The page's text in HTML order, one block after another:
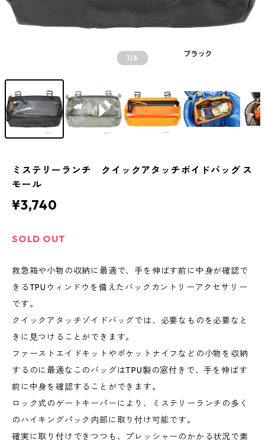
1/6
ミステリーランチ クイックアタッチボイドバッグ ス
モール
¥3,740
SOLD OUT
救急箱や小物の収納に最適で、手を伸ばす前に中身が確認で
きるTPUウィンドウを備えたバックカントリーアクセサリー
です。
クイックアタッチゾイドバッグでは、必要なものを必要なと
きに見つけることができます。
ファーストエイドキットやポケットナイフなどの小物を収納
するのに最適なこのバッグはTPU製の窓付きで、手を伸ばす
前に中身を確認することができます。
ロック式のゲートキーパーにより、ミステリーランチの多く
のハイキングパック内部に取り付け可能です。
確実に取り付けできつつも、プレッシャーのかかる状況で素